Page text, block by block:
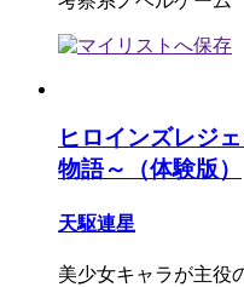
ヒロインズレジ
物語～（体験版）
天駆連星
美少女キャラが主役